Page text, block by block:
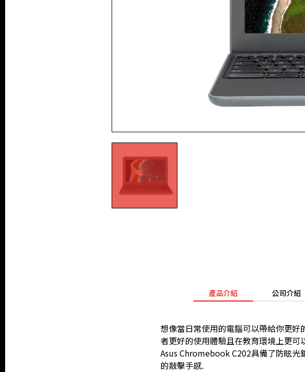
產品介紹 公司介紹
想像當日常使用的電腦可以帶給你更
者更好的使用體驗且在教育環境上更可
Asus Chromebook C202具備了防眩
的敲擊手感.